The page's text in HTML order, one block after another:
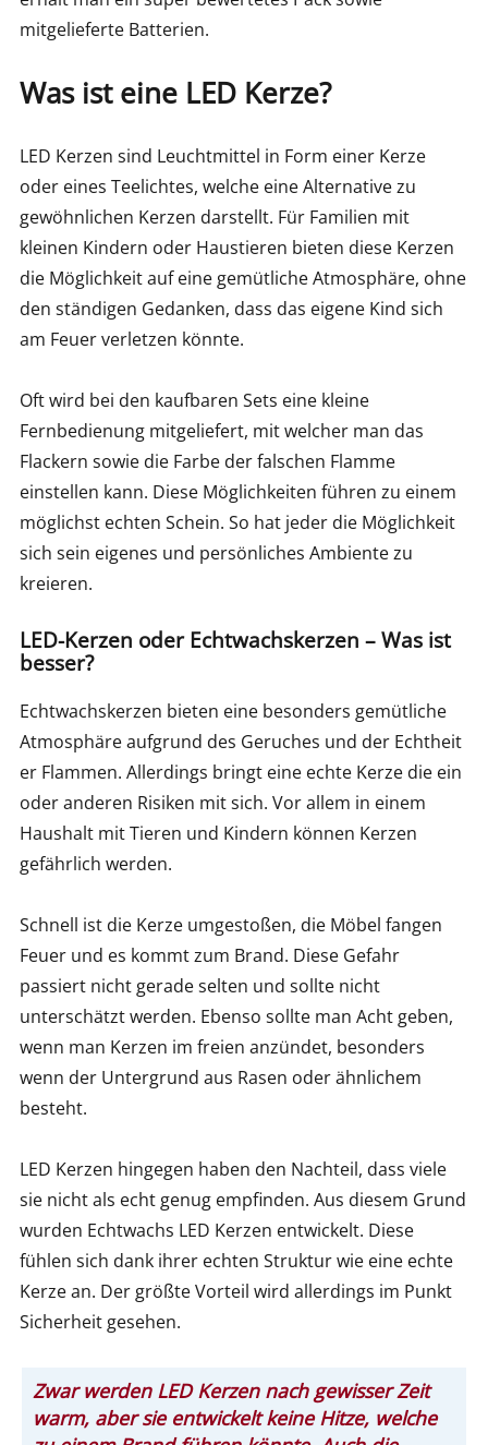
mitgelieferte Batterien.
Was ist eine LED Kerze?
LED Kerzen sind Leuchtmittel in Form einer Kerze
oder eines Teelichtes, welche eine Alternative zu
gewöhnlichen Kerzen darstellt. Für Familien mit
kleinen Kindern oder Haustieren bieten diese Kerzen
die Möglichkeit auf eine gemütliche Atmosphäre, ohne
den ständigen Gedanken, dass das eigene Kind sich
am Feuer verletzen könnte.
Oft wird bei den kaufbaren Sets eine kleine
Fernbedienung mitgeliefert, mit welcher man das
Flackern sowie die Farbe der falschen Flamme
einstellen kann. Diese Möglichkeiten führen zu einem
möglichst echten Schein. So hat jeder die Möglichkeit
sich sein eigenes und persönliches Ambiente zu
kreieren.
LED-Kerzen oder Echtwachskerzen – Was ist
besser?
Echtwachskerzen bieten eine besonders gemütliche
Atmosphäre aufgrund des Geruches und der Echtheit
er Flammen. Allerdings bringt eine echte Kerze die ein
oder anderen Risiken mit sich. Vor allem in einem
Haushalt mit Tieren und Kindern können Kerzen
gefährlich werden.
Schnell ist die Kerze umgestoßen, die Möbel fangen
Feuer und es kommt zum Brand. Diese Gefahr
passiert nicht gerade selten und sollte nicht
unterschätzt werden. Ebenso sollte man Acht geben,
wenn man Kerzen im freien anzündet, besonders
wenn der Untergrund aus Rasen oder ähnlichem
besteht.
LED Kerzen hingegen haben den Nachteil, dass viele
sie nicht als echt genug empfinden. Aus diesem Grund
wurden Echtwachs LED Kerzen entwickelt. Diese
fühlen sich dank ihrer echten Struktur wie eine echte
Kerze an. Der größte Vorteil wird allerdings im Punkt
Sicherheit gesehen.
Zwar werden LED Kerzen nach gewisser Zeit
warm, aber sie entwickelt keine Hitze, welche